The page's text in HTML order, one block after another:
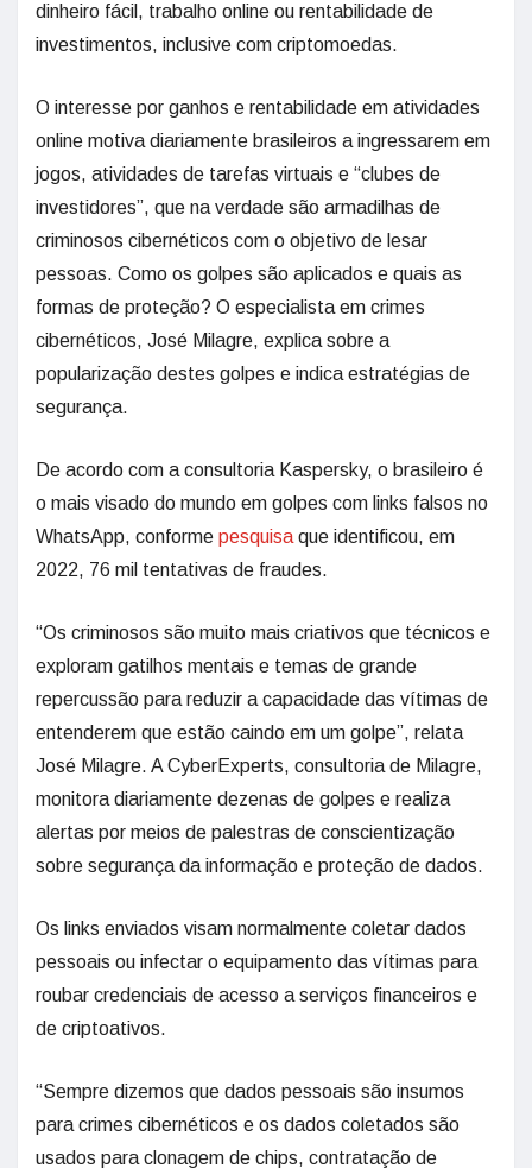
dinheiro fácil, trabalho online ou rentabilidade de
investimentos, inclusive com criptomoedas.
O interesse por ganhos e rentabilidade em atividades
online motiva diariamente brasileiros a ingressarem em
jogos, atividades de tarefas virtuais e “clubes de
investidores”, que na verdade são armadilhas de
criminosos cibernéticos com o objetivo de lesar
pessoas. Como os golpes são aplicados e quais as
formas de proteção? O especialista em crimes
cibernéticos, José Milagre, explica sobre a
popularização destes golpes e indica estratégias de
segurança.
De acordo com a consultoria Kaspersky, o brasileiro é
o mais visado do mundo em golpes com links falsos no
WhatsApp, conforme pesquisa que identificou, em
2022, 76 mil tentativas de fraudes.
“Os criminosos são muito mais criativos que técnicos e
exploram gatilhos mentais e temas de grande
repercussão para reduzir a capacidade das vítimas de
entenderem que estão caindo em um golpe”, relata
José Milagre. A CyberExperts, consultoria de Milagre,
monitora diariamente dezenas de golpes e realiza
alertas por meios de palestras de conscientização
sobre segurança da informação e proteção de dados.
Os links enviados visam normalmente coletar dados
pessoais ou infectar o equipamento das vítimas para
roubar credenciais de acesso a serviços financeiros e
de criptoativos.
“Sempre dizemos que dados pessoais são insumos
para crimes cibernéticos e os dados coletados são
usados para clonagem de chips, contratação de